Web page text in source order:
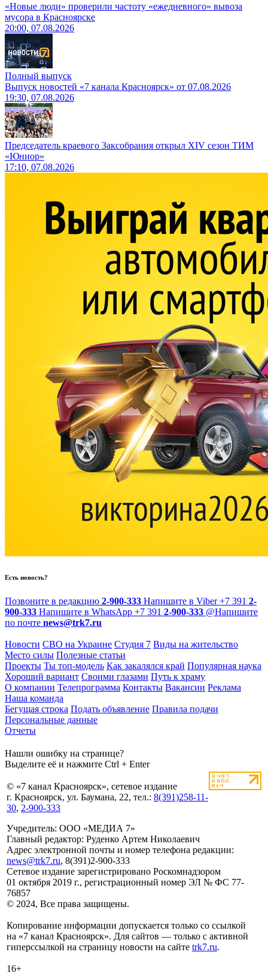
«Новые люди» проверили частоту «ежедневного» вывоза
мусора в Красноярске
20:00, 07.08.2026
Полный выпуск
Выпуск новостей «7 канала Красноярск» от 07.08.2026
19:30, 07.08.2026
Председатель краевого Заксобрания открыл XIV сезон ТИМ
«Юниор»
17:10, 07.08.2026
Есть новость?
Позвоните в редакцию 2-900-333 Напишите в Viber +7 391 2-
900-333 Напишите в WhatsApp +7 391 2-900-333 @Напишите
по почте news@trk7.ru
Новости СВО на Украине Студия 7 Виды на жительство
Место силы Полезные статьи
Проекты Ты топ-модель Как закалялся край Популярная наука
Хороший вариант Своими глазами Путь к храму
О компании Телепрограмма Контакты Вакансии Реклама
Наша команда
Бегущая строка Подать объявление Правила подачи
Персональные данные
Отчеты
Нашли ошибку на странице?
Выделите её и нажмите Ctrl + Enter
© «7 канал Красноярск», сетевое издание
г. Красноярск, ул. Баумана, 22, тел.: 8(391)258-11-
30, 2-900-333
Учредитель: ООО «МЕДИА 7»
Главный редактор: Руденко Артем Николаевич
Адрес электронной почты и номер телефона редакции:
news@trk7.ru, 8(391)2-900-333
Сетевое издание зарегистрировано Роскомнадзором
01 октября 2019 г., регистрационный номер ЭЛ № ФС 77-
76857
© 2024, Все права защищены.
Копирование информации допускается только со ссылкой
на «7 канал Красноярск». Для сайтов — только с активной
гиперссылкой на страницу новости на сайте trk7.ru.
16+